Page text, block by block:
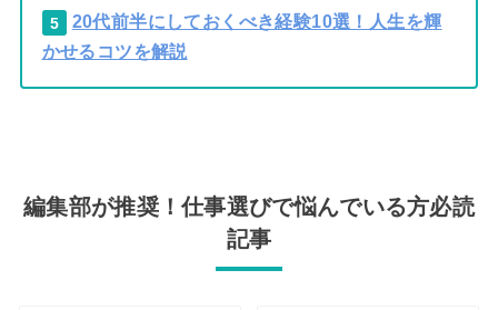
5
20代前半にしておくべき経験10選！人生を輝
かせるコツを解説
編集部が推奨！仕事選びで悩んでいる方必読
記事